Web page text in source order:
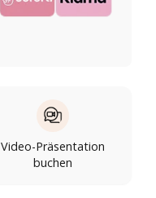
Video-Präsentation
buchen